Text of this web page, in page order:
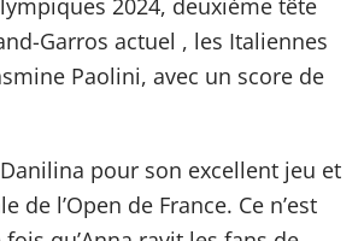
Garros actuel , les Italiennes
Paolini, avec un score de
pour son excellent jeu et
de l’Open de France. Ce n’est